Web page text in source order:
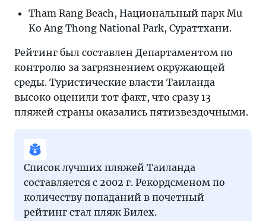
Tham Rang Beach, Национальный парк Mu
Ko Ang Thong National Park, Сураттхани.
Рейтинг был составлен Департаментом по
контролю за загрязнением окружающей
среды. Туристические власти Таиланда
высоко оценили тот факт, что сразу 13
пляжей страны оказались пятизвездочными.
Список лучших пляжей Таиланда
составляется с 2002 г. Рекордсменом по
количеству попаданий в почетный
рейтинг стал пляж Билех.